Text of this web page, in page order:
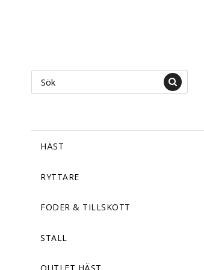
HÄST
RYTTARE
FODER & TILLSKOTT
STALL